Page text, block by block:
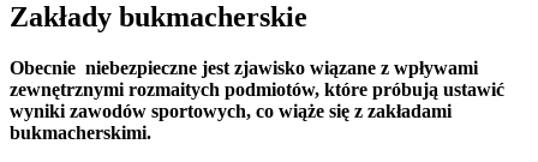
Zakłady bukmacherskie
Obecnie niebezpieczne jest zjawisko wiązane z wpływami
zewnętrznymi rozmaitych podmiotów, które próbują ustawić
wyniki zawodów sportowych, co wiąże się z zakładami
bukmacherskimi.